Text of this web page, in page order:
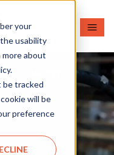
your
usability
more about
be tracked
will be
preference